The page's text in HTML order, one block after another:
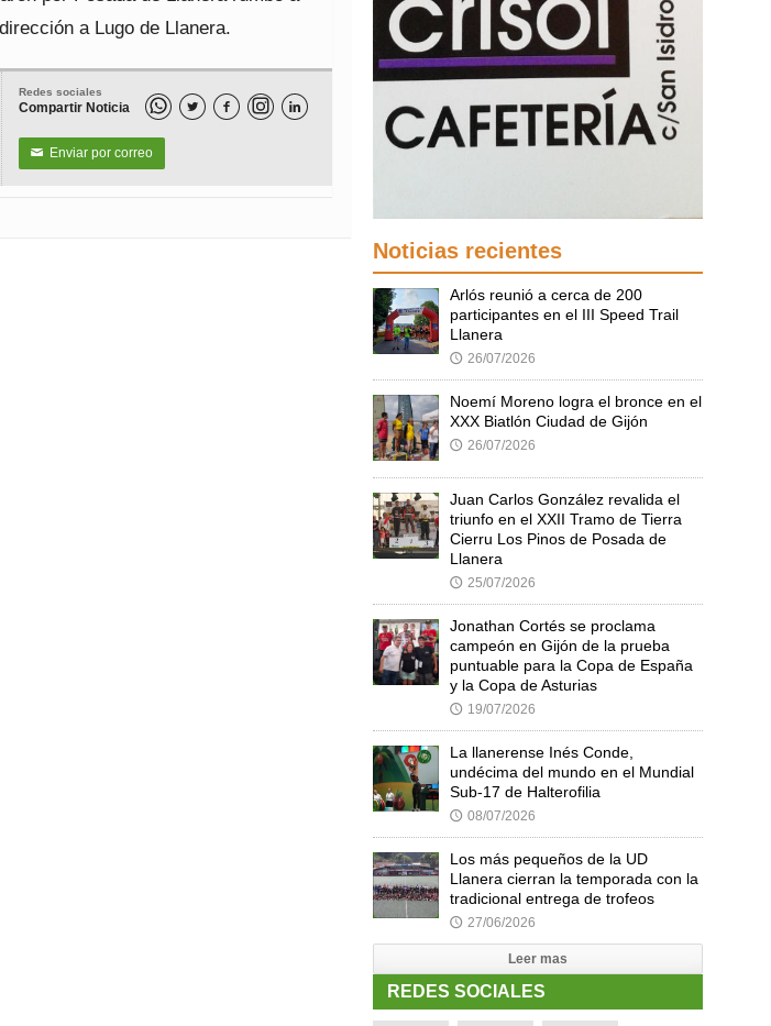
a Lugo de Llanera.
Redes sociales
Compartir Noticia   
✉ Enviar por correo
Noticias recientes
Arlós reunió a cerca de 200
participantes en el III Speed Trail
Llanera
🕔 26/07/2026
Noemí Moreno logra el bronce en el
XXX Biatlón Ciudad de Gijón
🕔 26/07/2026
Juan Carlos González revalida el
triunfo en el XXII Tramo de Tierra
Cierru Los Pinos de Posada de
Llanera
🕔 25/07/2026
Jonathan Cortés se proclama
campeón en Gijón de la prueba
puntuable para la Copa de España
y la Copa de Asturias
🕔 19/07/2026
La llanerense Inés Conde,
undécima del mundo en el Mundial
Sub-17 de Halterofilia
🕔 08/07/2026
Los más pequeños de la UD
Llanera cierran la temporada con la
tradicional entrega de trofeos
🕔 27/06/2026
Leer mas
REDES SOCIALES